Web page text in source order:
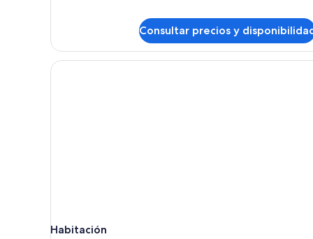
Consultar precios y
Habitación